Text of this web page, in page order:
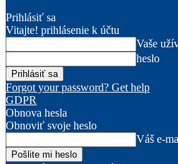
Prihlásiť sa
Vitajte! prihlásenie k účtu
Vaše
heslo
Forgot your password? Get help
GDPR
Obnova hesla
Obnoviť svoje heslo
Váš e-